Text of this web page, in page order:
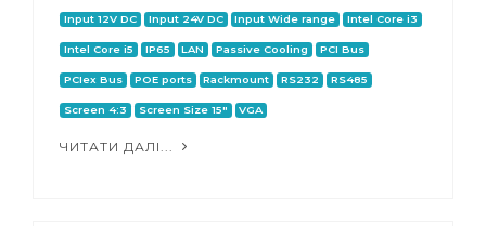
Input 12V DC Input 24V DC Input Wide range Intel Core i3
Intel Core i5 IP65 LAN Passive Cooling PCI Bus
PCIex Bus POE ports Rackmount RS232 RS485
Screen 4:3 Screen Size 15" VGA
ЧИТАТИ ДАЛІ...